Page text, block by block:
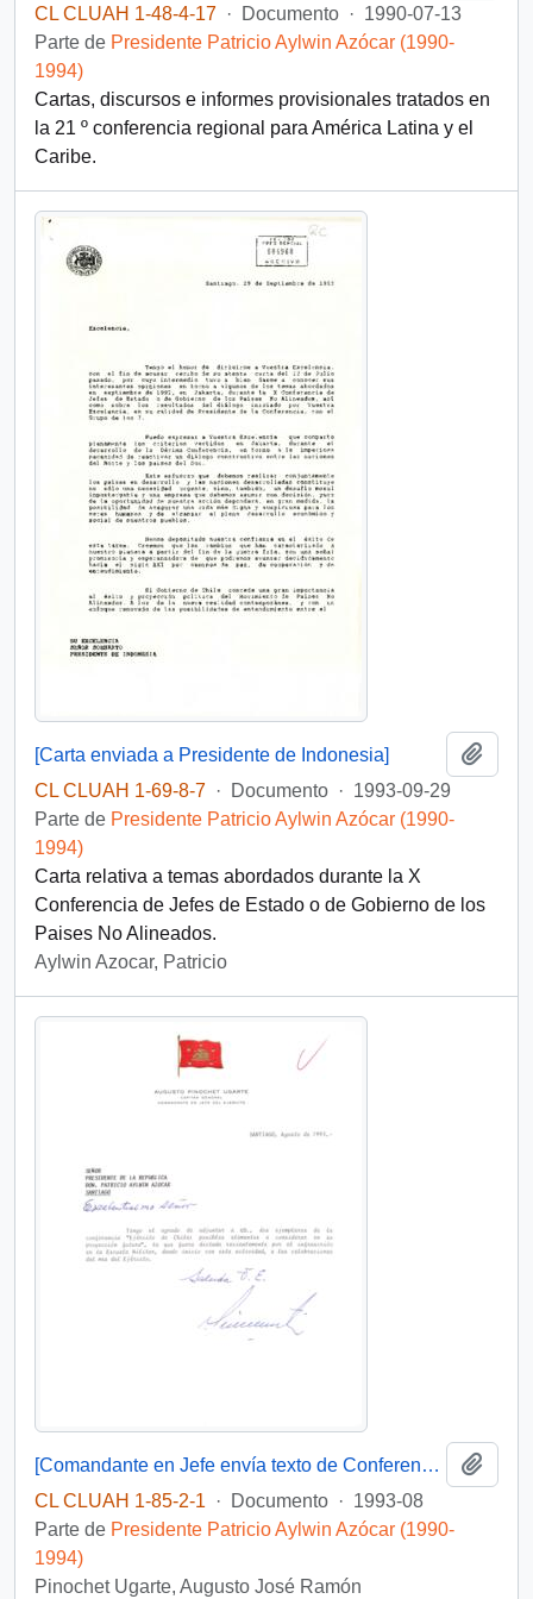
CL CLUAH 1-48-4-17 · Documento · 1990-07-13
Parte de Presidente Patricio Aylwin Azócar (1990-
1994)
Cartas, discursos e informes provisionales tratados en
la 21 º conferencia regional para América Latina y el
Caribe.
[Carta enviada a Presidente de Indonesia]
CL CLUAH 1-69-8-7 · Documento · 1993-09-29
Parte de Presidente Patricio Aylwin Azócar (1990-
1994)
Carta relativa a temas abordados durante la X
Conferencia de Jefes de Estado o de Gobierno de los
Paises No Alineados.
Aylwin Azocar, Patricio
[Comandante en Jefe envía texto de Conferencia a Presidente]
CL CLUAH 1-85-2-1
· Documento · 1993-08
Parte de Presidente Patricio Aylwin Azócar (1990-
1994)
Pinochet Ugarte, Augusto José Ramón